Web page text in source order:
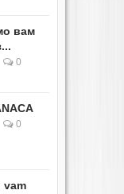
вам
0
0
vam